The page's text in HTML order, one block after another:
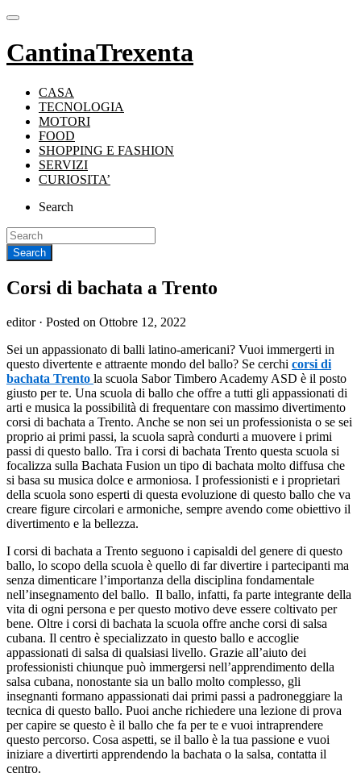
CantinaTrexenta
CASA
TECNOLOGIA
MOTORI
FOOD
SHOPPING E FASHION
SERVIZI
CURIOSITA’
Search
Corsi di bachata a Trento
editor · Posted on Ottobre 12, 2022
Sei un appassionato di balli latino-americani? Vuoi immergerti in
questo divertente e attraente mondo del ballo? Se cerchi corsi di
bachata Trento la scuola Sabor Timbero Academy ASD è il posto
giusto per te. Una scuola di ballo che offre a tutti gli appassionati di
arti e musica la possibilità di frequentare con massimo divertimento
corsi di bachata a Trento. Anche se non sei un professionista o se sei
proprio ai primi passi, la scuola saprà condurti a muovere i primi
passi di questo ballo. Tra i corsi di bachata Trento questa scuola si
focalizza sulla Bachata Fusion un tipo di bachata molto diffusa che
si basa su musica dolce e armoniosa. I professionisti e i proprietari
della scuola sono esperti di questa evoluzione di questo ballo che va
creare figure circolari e armoniche, sempre avendo come obiettivo il
divertimento e la bellezza.
I corsi di bachata a Trento seguono i capisaldi del genere di questo
ballo, lo scopo della scuola è quello di far divertire i partecipanti ma
senza dimenticare l’importanza della disciplina fondamentale
nell’insegnamento del ballo. Il ballo, infatti, fa parte integrante della
vita di ogni persona e per questo motivo deve essere coltivato per
bene. Oltre i corsi di bachata la scuola offre anche corsi di salsa
cubana. Il centro è specializzato in questo ballo e accoglie
appassionati di salsa di qualsiasi livello. Grazie all’aiuto dei
professionisti chiunque può immergersi nell’apprendimento della
salsa cubana, nonostante sia un ballo molto complesso, gli
insegnanti formano appassionati dai primi passi a padroneggiare la
tecnica di questo ballo. Puoi anche richiedere una lezione di prova
per capire se questo è il ballo che fa per te e vuoi intraprendere
questo percorso. Cosa aspetti, se il ballo è la tua passione e vuoi
iniziare a divertirti apprendendo la bachata o la salsa, contatta il
centro.